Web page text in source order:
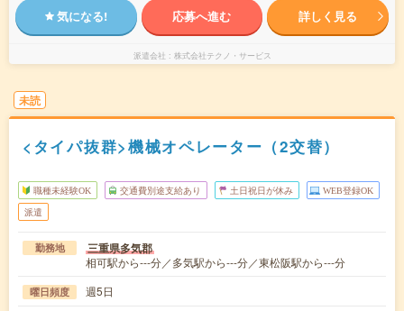
気になる! 応募へ進む 詳しく見る
派遣会社 株式会社テクノ・サービス
未読
<タイパ抜群>機械オペレーター（2交替）
職種未経験OK 交通費別途支給あり 土日祝日が休み WEB登録OK
派遣
勤務地 三重県多気郡
相可駅から---分／多気駅から---分／東松阪駅から---分
曜日頻度 週5日